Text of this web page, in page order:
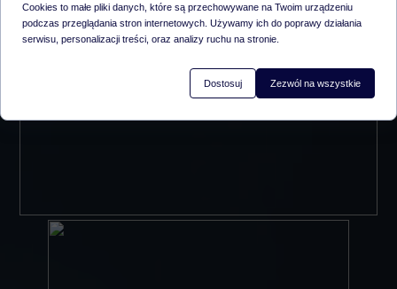
Goście, którzy chcieliby odkrywać uroki okolic zatoki Vela Luka mogą wypożyczyć
rower.
Cookies to małe pliki danych, które są przechowywane na Twoim urządzeniu
podczas przeglądania stron internetowych. Używamy ich do poprawy działania
serwisu, personalizacji treści, oraz analizy ruchu na stronie.
Dostosuj Zezwól na wszystkie